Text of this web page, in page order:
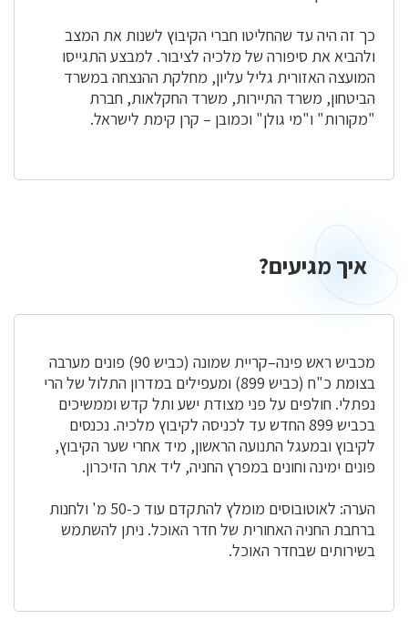
כך זה היה עד שהחליטו חברי הקיבוץ לשנות את המצב
ולהביא את סיפורה של מלכיה לציבור. למבצע התגייסו
המועצה האזורית גליל עליון, מחלקת ההנצחה במשרד
הביטחון, משרד התיירות, משרד החקלאות, חברת
"מקורות" ו"מי גולן" וכמובן – קרן קימת לישראל.
איך מגיעים?
מכביש ראש פינה–קריית שמונה (כביש 90) פונים מערבה
בצומת כ"ח (כביש 899) ומעפילים במדרון התלול של הרי
נפתלי. חולפים על פני מצודת ישע ותל קדש וממשיכים
בכביש 899 החדש עד לכניסה לקיבוץ מלכיה. נכנסים
לקיבוץ ובמעגל התנועה הראשון, מיד אחרי שער הקיבוץ,
פונים ימינה וחונים במפרץ החניה, ליד אתר הזיכרון.
הערה: לאוטובוסים מומלץ להתקדם עוד כ-50 מ' ולחנות
ברחבת החניה האחורית של חדר האוכל. ניתן להשתמש
בשירותים שבחדר האוכל.